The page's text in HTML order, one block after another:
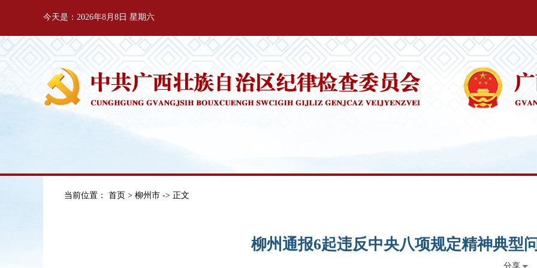
今天是：2026年8月8日 星期六
当前位置： 首页 > 柳州市 -> 正文
柳州通报6起违反中央八项规定精神典型
分享